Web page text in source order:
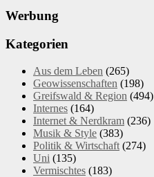
Werbung
Kategorien
Aus dem Leben (265)
Geowissenschaften (198)
Greifswald & Region (494)
Internes (164)
Internet & Nerdkram (236)
Musik & Style (383)
Politik & Wirtschaft (274)
Uni (135)
Vermischtes (183)